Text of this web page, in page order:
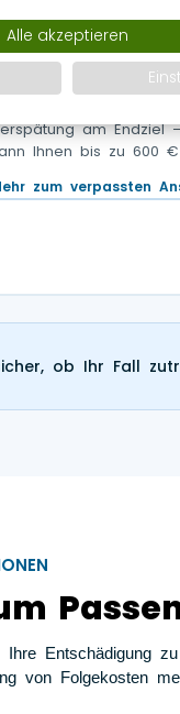
Wenn eine Verspätung
dazu führt, dass
Anschluss verpassen,
am Endziel
Ihnen bis zu 600
zum verpassten
ob Ihr Fall
Ihre Entschädigung
von Folgekosten
Alle akzeptieren